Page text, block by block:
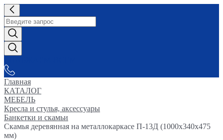
Главная
КАТАЛОГ
МЕБЕЛЬ
Кресла и стулья, аксессуары
Банкетки и скамьи
Скамья деревянная на металлокаркасе П-13Д (1000х340х475
мм)